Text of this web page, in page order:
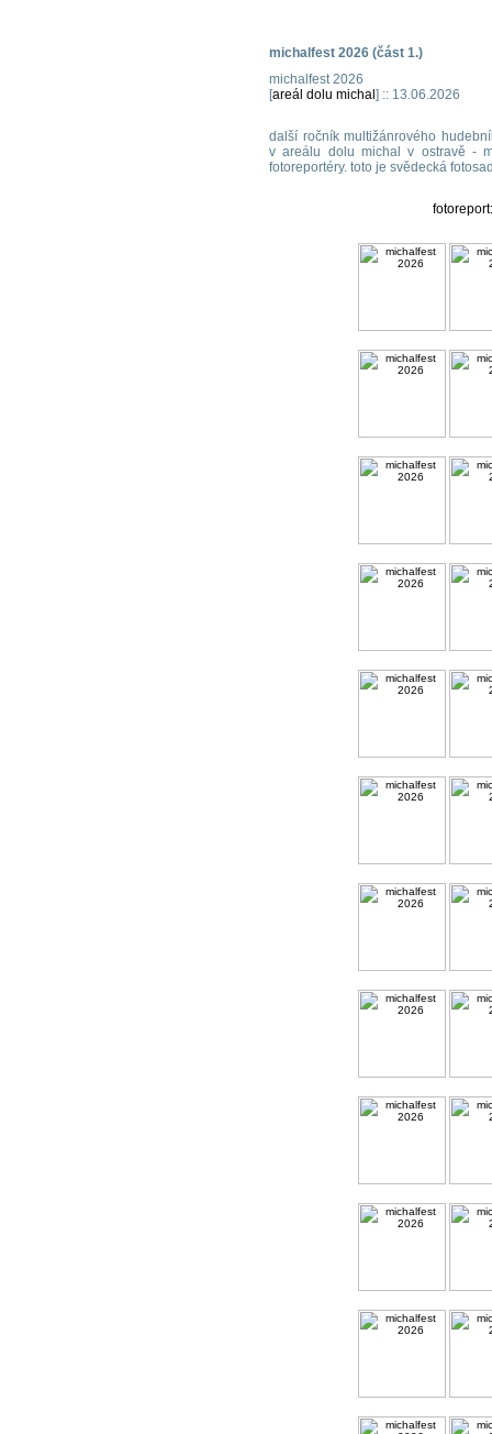
michalfest 2026 (část 1.)
michalfest 2026
[areál dolu michal ] :: 13.06.2026
další ročník multižánrového
v areálu dolu michal v ostravě -
fotoreportéry. toto je svědecká